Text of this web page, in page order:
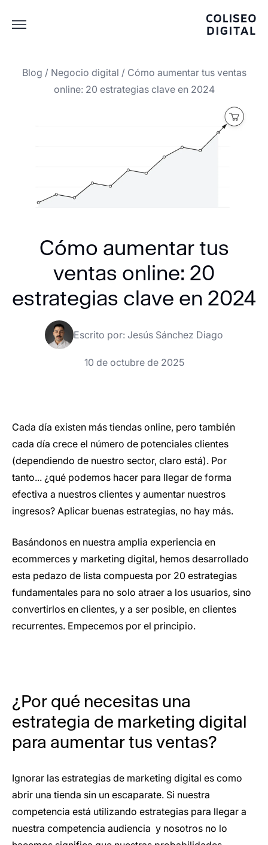
Blog / Negocio digital / Cómo aumentar tus ventas
online: 20 estrategias clave en 2024
Cómo aumentar tus
ventas online: 20
estrategias clave en 2024
Escrito por: Jesús Sánchez Diago
10 de octubre de 2025
Cada día existen más tiendas online, pero también
cada día crece el número de potenciales clientes
(dependiendo de nuestro sector, claro está). Por
tanto... ¿qué podemos hacer para llegar de forma
efectiva a nuestros clientes y aumentar nuestros
ingresos? Aplicar buenas estrategias, no hay más.
Basándonos en nuestra amplia experiencia en
ecommerces y marketing digital, hemos desarrollado
esta pedazo de lista compuesta por 20 estrategias
fundamentales para no solo atraer a los usuarios, sino
convertirlos en clientes, y a ser posible, en clientes
recurrentes. Empecemos por el principio.
¿Por qué necesitas una
estrategia de marketing digital
para aumentar tus ventas?
Ignorar las estrategias de marketing digital es como
abrir una tienda sin un escaparate. Si nuestra
competencia está utilizando estrategias para llegar a
nuestra competencia audiencia y nosotros no lo